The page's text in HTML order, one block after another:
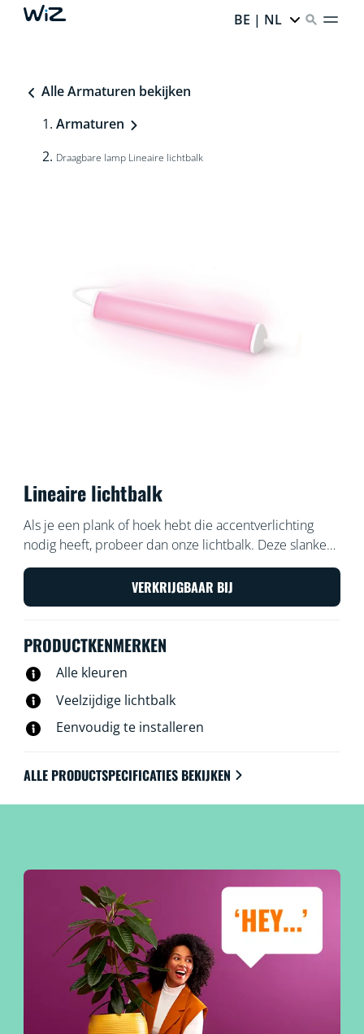
BE | NL
Alle Armaturen bekijken
Armaturen
Draagbare lamp Lineaire lichtbalk
Lineaire lichtbalk
Als je een plank of hoek hebt die accentverlichting
nodig heeft, probeer dan onze lichtbalk. Deze slanke
lichtbalk straalt verschillende kleuren uit en past
eenvoudig in kleine ruimtes. Leg de balk op een van
de zijkanten om de verlichtingshoek te bepalen. Wil je
lichtbalk aan om het effect te verdubbelen.
VERKRIJGBAAR BIJ
PRODUCTKENMERKEN
Alle kleuren
Veelzijdige lichtbalk
Eenvoudig te installeren
ALLE PRODUCTSPECIFICATIES BEKIJKEN